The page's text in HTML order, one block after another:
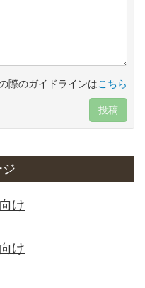
際のガイドラインはこちら
投稿
け
け